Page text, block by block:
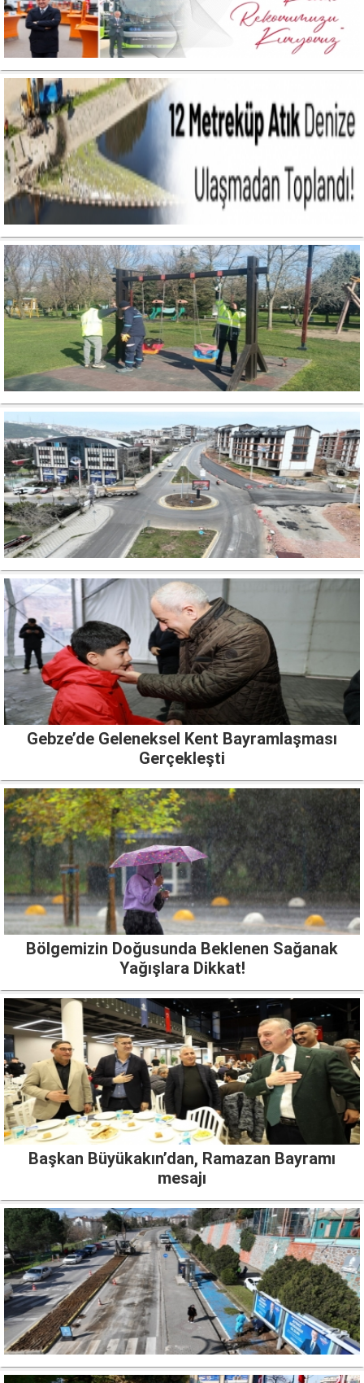
Gebze’de Geleneksel Kent Bayramlaşması
Gerçekleşti
Bölgemizin Doğusunda Beklenen Sağanak
Yağışlara Dikkat!
Başkan Büyükakın’dan, Ramazan Bayramı
mesajı